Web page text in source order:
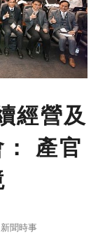
經營及
產官
新聞時事